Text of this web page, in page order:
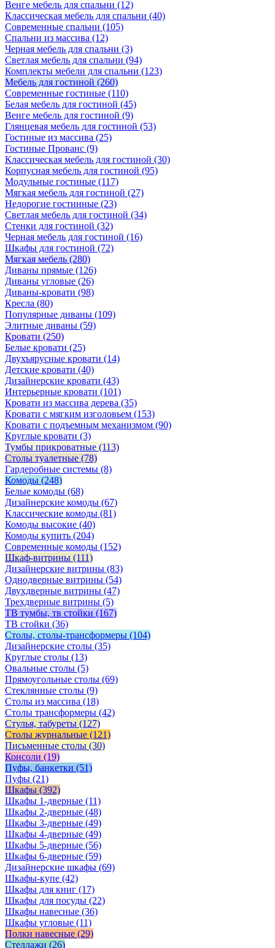
Венге мебель для спальни (12)
Классическая мебель для спальни (40)
Современные спальни (105)
Спальни из массива (12)
Черная мебель для спальни (3)
Светлая мебель для спальни (94)
Комплекты мебели для спальни (123)
Мебель для гостиной (260)
Современные гостиные (110)
Белая мебель для гостиной (45)
Венге мебель для гостиной (9)
Глянцевая мебель для гостиной (53)
Гостиные из массива (25)
Гостиные Прованс (9)
Классическая мебель для гостиной (30)
Корпусная мебель для гостиной (95)
Модульные гостиные (117)
Мягкая мебель для гостиной (27)
Недорогие гостинные (23)
Светлая мебель для гостиной (34)
Стенки для гостиной (32)
Черная мебель для гостиной (16)
Шкафы для гостиной (72)
Мягкая мебель (280)
Диваны прямые (126)
Диваны угловые (26)
Диваны-кровати (98)
Кресла (80)
Популярные диваны (109)
Элитные диваны (59)
Кровати (250)
Белые кровати (25)
Двухъярусные кровати (14)
Детские кровати (40)
Дизайнерские кровати (43)
Интерьерные кровати (101)
Кровати из массива дерева (35)
Кровати с мягким изголовьем (153)
Кровати с подъемным механизмом (90)
Круглые кровати (3)
Тумбы прикроватные (113)
Столы туалетные (78)
Гардеробные системы (8)
Комоды (248)
Белые комоды (68)
Дизайнерские комоды (67)
Классические комоды (81)
Комоды высокие (40)
Комоды купить (204)
Современные комоды (152)
Шкаф-витрины (111)
Дизайнерские витрины (83)
Однодверные витрины (54)
Двухдверные витрины (47)
Трехдверные витрины (5)
ТВ тумбы, тв стойки (167)
ТВ стойки (36)
Столы, столы-трансформеры (104)
Дизайнерские столы (35)
Круглые столы (13)
Овальные столы (5)
Прямоугольные столы (69)
Стеклянные столы (9)
Столы из массива (18)
Столы трансформеры (42)
Стулья, табуреты (127)
Столы журнальные (121)
Письменные столы (30)
Консоли (19)
Пуфы, банкетки (51)
Пуфы (21)
Шкафы (392)
Шкафы 1-дверные (11)
Шкафы 2-дверные (48)
Шкафы 3-дверные (49)
Шкафы 4-дверные (49)
Шкафы 5-дверные (56)
Шкафы 6-дверные (59)
Дизайнерские шкафы (69)
Шкафы-купе (42)
Шкафы для книг (17)
Шкафы для посуды (22)
Шкафы навесные (36)
Шкафы угловые (11)
Полки навесные (29)
Стеллажи (26)